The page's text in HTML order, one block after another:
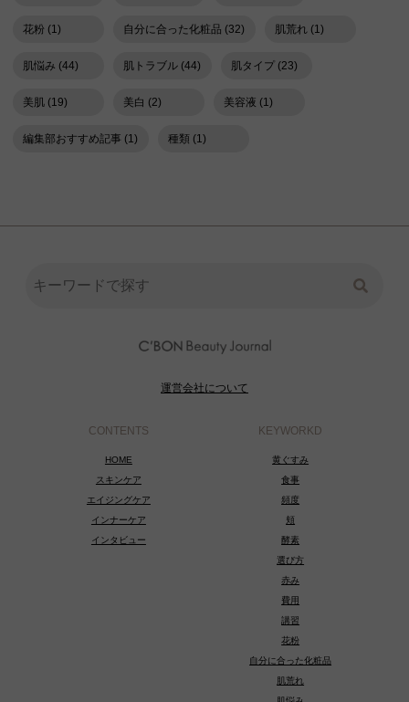
花粉 (1) 自分に合った化粧品 (32) 肌荒れ (1)
肌悩み (44) 肌トラブル (44) 肌タイプ (23)
美肌 (19) 美白 (2) 美容液 (1)
編集部おすすめ記事 (1) 種類 (1)
運営会社について
CONTENTS
HOME
スキンケア
エイジングケア
インナーケア
インタビュー
KEYWORKD
黄ぐすみ
食事
頻度
頬
酵素
選び方
赤み
費用
講習
花粉
自分に合った化粧品
肌荒れ